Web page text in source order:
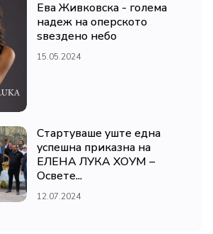
Ева Живковска - голема
надеж на оперското
ѕвездено небо
15.05.2024
Стартуваше уште една
успешна приказна на
ЕЛЕНА ЛУКА ХОУМ –
Освете...
12.07.2024